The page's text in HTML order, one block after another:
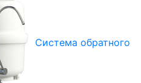
Система обратного